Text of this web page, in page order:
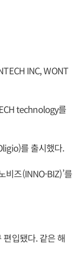
INC, WONT
technology를
를 출시했다.
비즈(INNO-BIZ)’를
입됐다. 같은 해